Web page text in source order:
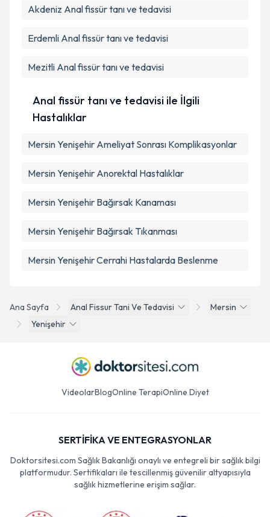
Ana Sayfa Anal Fissur Tani Ve Tedavisi
Mersin
Yenişehir
Akdeniz Anal fissür tanı ve tedavisi
Erdemli Anal fissür tanı ve tedavisi
Mezitli Anal fissür tanı ve tedavisi
Anal fissür tanı ve tedavisi ile İlgili
Hastalıklar
Mersin Yenişehir Ameliyat Sonrası Komplikasyonlar
Mersin Yenişehir Anorektal Hastalıklar
Mersin Yenişehir Bağırsak Kanaması
Mersin Yenişehir Bağırsak Tıkanması
Mersin Yenişehir Cerrahi Hastalarda Beslenme
VideolarBlogOnline TerapiOnline Diyet
SERTİFİKA VE ENTEGRASYONLAR
Doktorsitesi.com Sağlık Bakanlığı onaylı ve entegreli bir sağlık bilgi
platformudur. Sertifikaları ile tescillenmiş güvenilir altyapısıyla
sağlık hizmetlerine erişim sağlar.